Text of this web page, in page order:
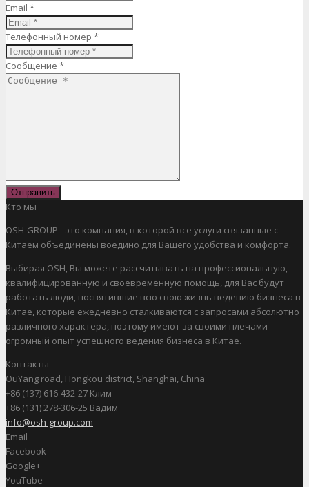
Email *
Телефонный номер *
Сообщение *
Отправить
Кто мы
OSH-GROUP - это компания, в которой все услуги связанные с
Китаем объединены воедино для Вашего удобства и комфорта.
Выбирая OSH, Вы можете рассчитывать на профессиональную,
квалифицированную и своевременную помощь, для Вас будут
работать люди, посвятившие всю свою жизнь ведению бизнеса в
Китае, которые ежедневно сталкиваются с запросами абсолютно
различного характера, поэтому имеют за своими плечами
огромный опыт успешного ведения бизнеса в Китае.
Контакты
OuYang road, Hongkou district, Shanghai, China
+86 (137) 616-432-27 Клим
+86 (131) 278-306-25 Вадим
info@osh-group.com
Email
Facebook
Google+
YouTube